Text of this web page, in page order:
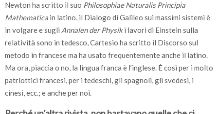
Newton ha scritto il suo Philosophiae Naturalis Principia
Mathematica in latino, il Dialogo di Galileo sui massimi sistemi è
in volgare e sugli Annalen der Physiki lavori di Einstein sulla
relatività sono in tedesco, Cartesio ha scritto il Discorso sul
metodo in francese ma ha usato frequentemente anche il latino.
Ma ora, piaccia o no, la lingua franca è l’inglese. È così per i molto
patriottici francesi, per i tedeschi, gli spagnoli, gli svedesi, i
cinesi, ecc.; e anche per noi.